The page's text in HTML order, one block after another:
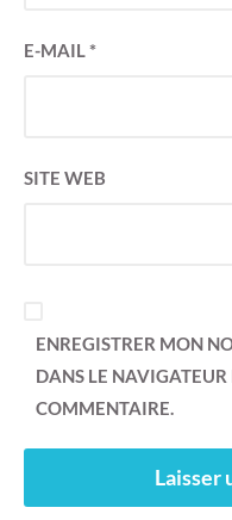
E-MAIL*
SITE WEB
ENREGISTRER MON
DANS LE
COMMENTAIRE.